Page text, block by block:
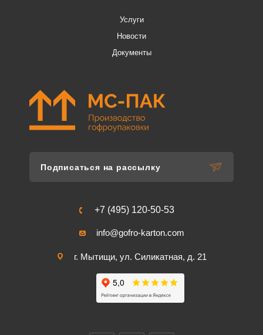
Услуги
Новости
Документы
Подписаться на рассылку
+7 (495) 120-50-53
info@gofro-karton.com
г. Мытищи, ул. Силикатная, д. 21